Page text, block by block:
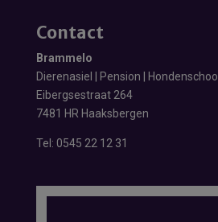
Contact
Brammelo
Dierenasiel | Pension | Hondenschool
Eibergsestraat 264
7481 HR Haaksbergen
Tel: 0545 22 12 31